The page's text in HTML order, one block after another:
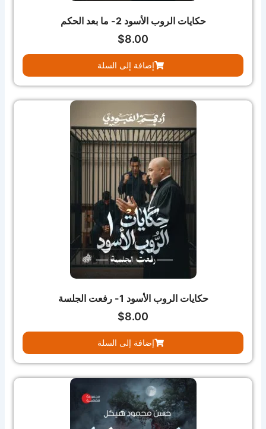
حكايات الروب الأسود 2- ما بعد الحكم
$8.00
إضافة إلى السلة
حكايات الروب الأسود 1- رفعت الجلسة
$8.00
إضافة إلى السلة